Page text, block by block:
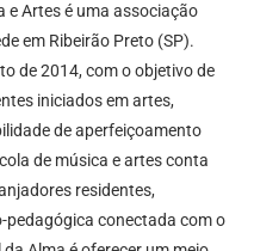
e Artes é uma associação
em Ribeirão Preto (SP).
de 2014, com o objetivo de
iniciados em artes,
de aperfeiçoamento
de música e artes conta
residentes,
conectada com o